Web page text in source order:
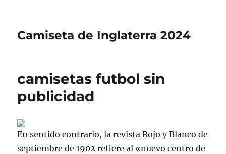
Camiseta de Inglaterra 2024
camisetas futbol sin
publicidad
En sentido contrario, la revista Rojo y Blanco de
septiembre de 1902 refiere al «nuevo centro de